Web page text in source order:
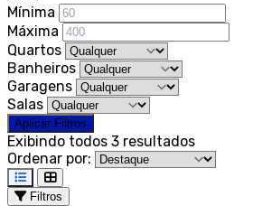
Mínima
Máxima
Quartos
Banheiros
Garagens
Salas
Aplicar Filtros
Exibindo todos 3 resultados
Ordenar por:
Filtros